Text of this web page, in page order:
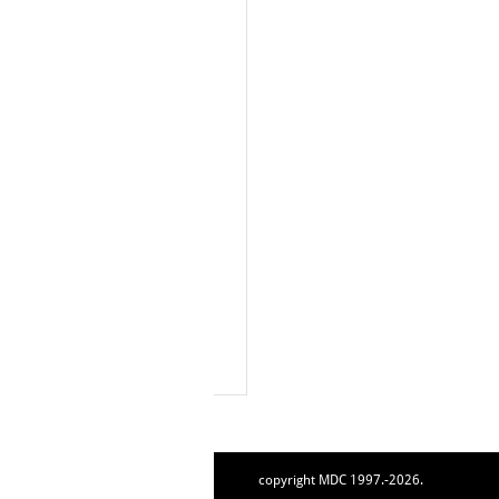
copyright MDC 1997.-2026.